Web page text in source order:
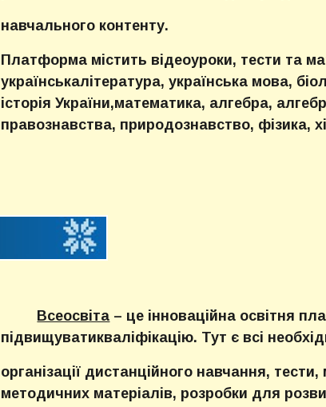
навчального контенту.
Платформа містить відеоуроки, тести та
українськалітература, українська мова,
історія України,математика, алгебра,
правознавства, природознавство, фізика,
Всеосвіта – це інноваційна освітня
підвищуватикваліфікацію. Тут є всі
організації дистанційного навчання,
методичних матеріалів, розробки для